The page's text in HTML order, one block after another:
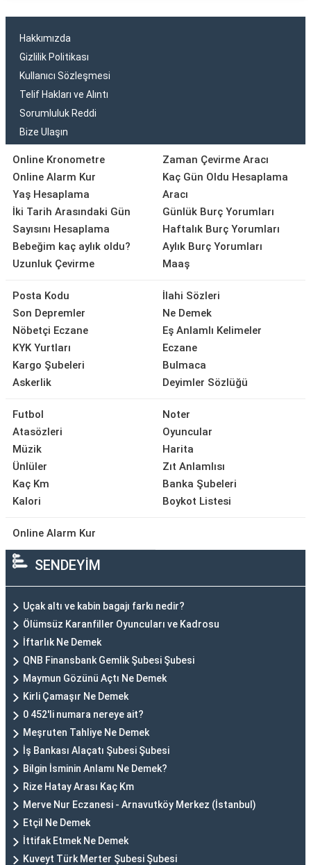
Hakkımızda
Gizlilik Politikası
Kullanıcı Sözleşmesi
Telif Hakları ve Alıntı
Sorumluluk Reddi
Bize Ulaşın
Online Kronometre
Online Alarm Kur
Yaş Hesaplama
İki Tarih Arasındaki Gün
Sayısını Hesaplama
Bebeğim kaç aylık oldu?
Uzunluk Çevirme
Zaman Çevirme Aracı
Kaç Gün Oldu Hesaplama
Aracı
Günlük Burç Yorumları
Haftalık Burç Yorumları
Aylık Burç Yorumları
Maaş
Posta Kodu
Son Depremler
Nöbetçi Eczane
KYK Yurtları
Kargo Şubeleri
Askerlik
İlahi Sözleri
Ne Demek
Eş Anlamlı Kelimeler
Eczane
Bulmaca
Deyimler Sözlüğü
Futbol
Atasözleri
Müzik
Ünlüler
Kaç Km
Kalori
Noter
Oyuncular
Harita
Zıt Anlamlısı
Banka Şubeleri
Boykot Listesi
Online Alarm Kur
SENDEYİM
Uçak altı ve kabin bagajı farkı nedir?
Ölümsüz Karanfiller Oyuncuları ve Kadrosu
İftarlık Ne Demek
QNB Finansbank Gemlik Şubesi Şubesi
Maymun Gözünü Açtı Ne Demek
Kirli Çamaşır Ne Demek
0 452'li numara nereye ait?
Meşruten Tahliye Ne Demek
İş Bankası Alaçatı Şubesi Şubesi
Bilgin İsminin Anlamı Ne Demek?
Rize Hatay Arası Kaç Km
Merve Nur Eczanesi - Arnavutköy Merkez (İstanbul)
Etçil Ne Demek
İttifak Etmek Ne Demek
Kuveyt Türk Merter Şubesi Şubesi